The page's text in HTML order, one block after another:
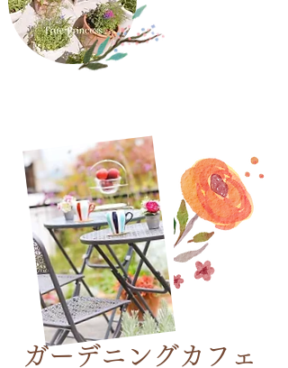
​ガーデニングカフェ